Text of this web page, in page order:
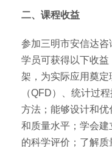
二、课程收益
参加三明市安信达
学员可获得以下收
架，为实际应用奠
（QFD）、统计过
方法；能够设计和
和质量水平；学会
的科学评价；了解